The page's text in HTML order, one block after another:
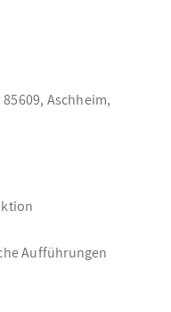
Aschheim,
Aufführungen